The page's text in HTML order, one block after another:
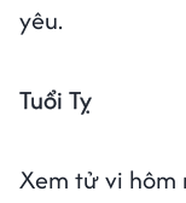
yêu.
Tuổi Tỵ
Xem tử vi hôm